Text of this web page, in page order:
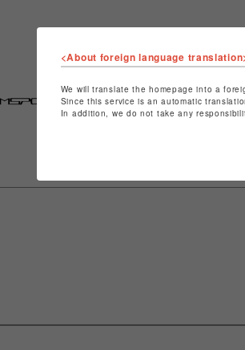
ショッ
特定
ショ
<About foreign language
We will translate the homepage into a
Since this service is an automatic
In addition, we do not take any